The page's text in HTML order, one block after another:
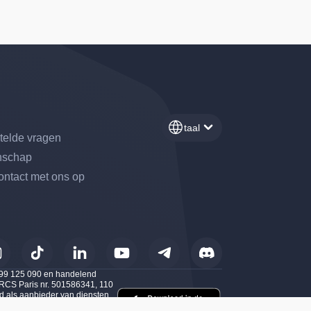
voldaan. Pas uw voorkeuren aan om te bepalen hoe uw
vragen
met ons op
taal
125 090 en handelend
Paris nr. 501586341, 110
als aanbieder van diensten